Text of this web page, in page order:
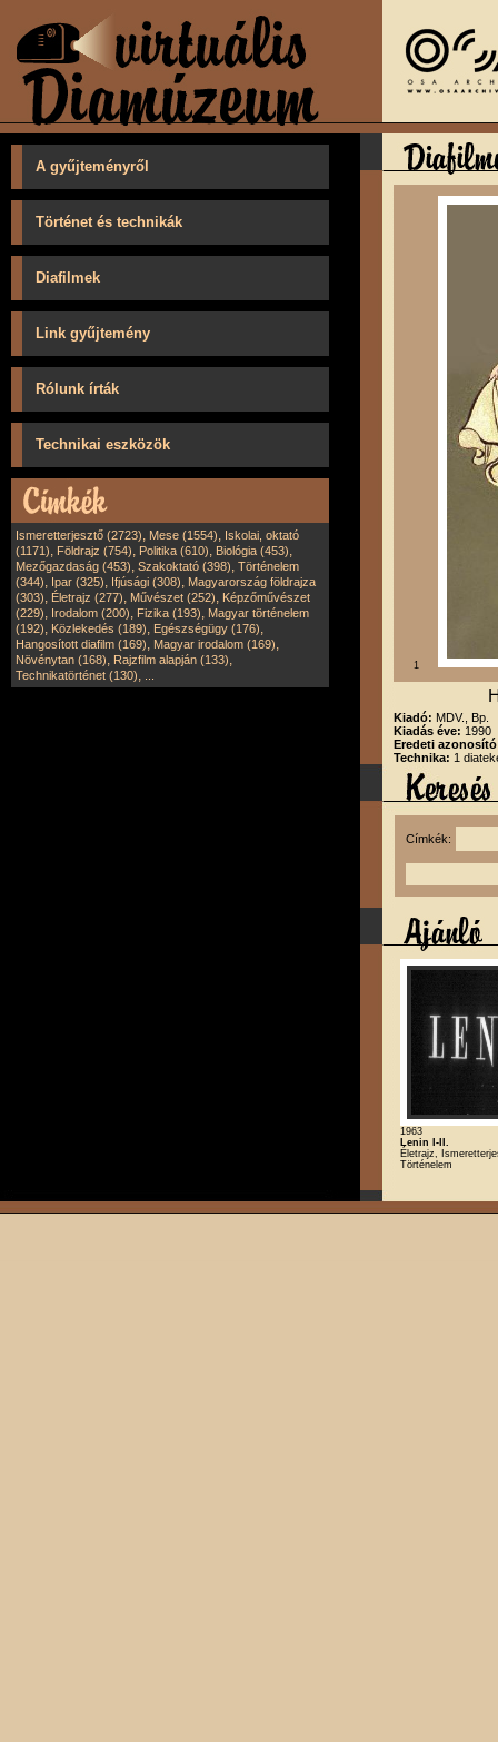
A gyűjteményről
Történet és technikák
Diafilmek
Link gyűjtemény
Rólunk írták
Technikai eszközök
Ismeretterjesztő (2723), Mese (1554), Iskolai, oktató
(1171), Földrajz (754), Politika (610), Biológia (453),
Mezőgazdaság (453), Szakoktató (398), Történelem
(344), Ipar (325), Ifjúsági (308), Magyarország földrajza
(303), Életrajz (277), Művészet (252), Képzőművészet
(229), Irodalom (200), Fizika (193), Magyar történelem
(192), Közlekedés (189), Egészségügy (176),
Hangosított diafilm (169), Magyar irodalom (169),
Növénytan (168), Rajzfilm alapján (133),
Technikatörténet (130),
1
Kiadó: MDV., Bp.
Kiadás éve: 1990
Eredeti
Technika: 1
Címkék:
1963
Lenin I-II.
Életrajz,
Történelem